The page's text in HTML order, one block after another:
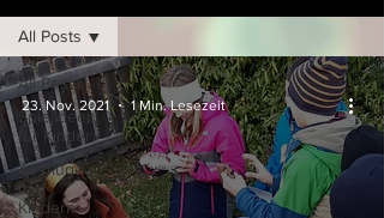
All Posts
Spielideen
für Kinder
Ausflüge
mit
Kindern
All Posts
23. Nov. 2021 1 Min. Lesezeit